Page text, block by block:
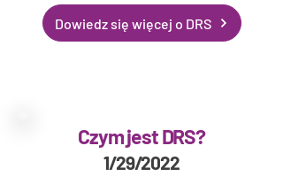
Dowiedz się więcej o DRS
Czym jest DRS?
1/29/2022